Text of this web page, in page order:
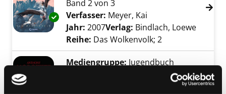
Exemplar-Details von Lanze und Licht
Band 2 von 3
Verfasser: Meyer, Kai
Jahr: 2007Verlag: Bindlach, Loewe
Reihe: Das Wolkenvolk; 2
Mediengruppe: Jugendbuch
Bindlach, Loewe